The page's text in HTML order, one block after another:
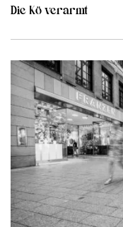
Die Kö verarmt